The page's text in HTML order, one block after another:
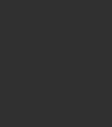
と注意点、規格の種類も解説
ことやポイントも紹介
デメリットを初心者向けにわかり